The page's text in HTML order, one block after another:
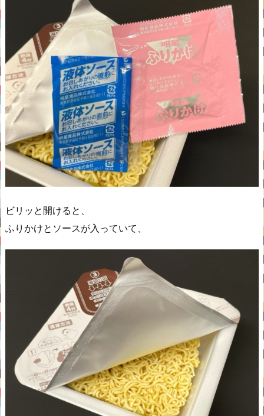
ビリッと開けると、
ふりかけとソースが入っていて、